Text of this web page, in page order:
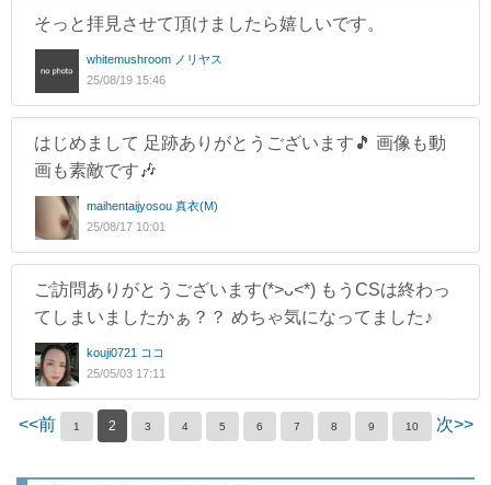
そっと拝見させて頂けましたら嬉しいです。
whitemushroom ノリヤス
25/08/19 15:46
はじめまして 足跡ありがとうございます🎵 画像も動
画も素敵です🎶
maihentaijyosou 真衣(M)
25/08/17 10:01
ご訪問ありがとうございます(*>ᴗ<*) もうCSは終わっ
てしまいましたかぁ？？ めちゃ気になってました♪
kouji0721 ココ
25/05/03 17:11
<<前 1 2 3 4 5 6 7 8 9 10 次>>